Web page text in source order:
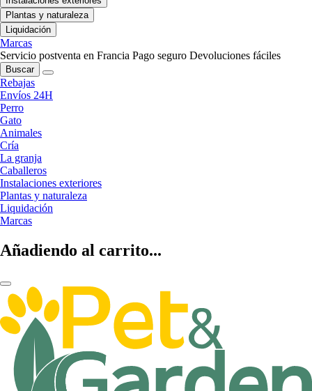
Plantas y naturaleza
Liquidación
Marcas
Servicio postventa en Francia Pago seguro Devoluciones fáciles
Buscar
Rebajas
Envíos 24H
Perro
Gato
Animales
Cría
La granja
Caballeros
Instalaciones exteriores
Plantas y naturaleza
Liquidación
Marcas
Añadiendo al carrito...